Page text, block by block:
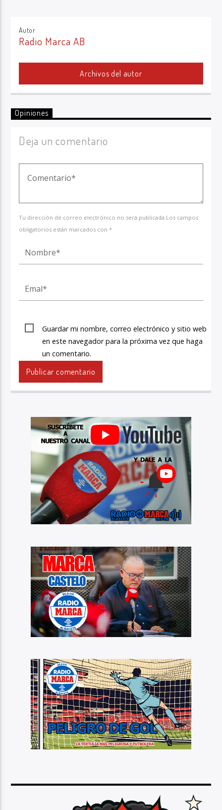
Autor
Radio Marca AB
Archivos del autor
Opiniones
Deja un comentario
Tu dirección de correo electrónico no será publicada.Los campos
obligatorios están marcados con *
Guardar mi nombre, correo electrónico y sitio web
en este navegador para la próxima vez que haga
un comentario.